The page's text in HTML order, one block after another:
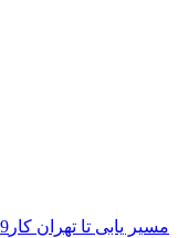
مسیر یابی تا تهران کار119